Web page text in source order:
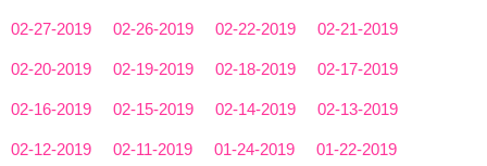
02-27-2019 02-26-2019 02-22-2019 02-21-2019
02-20-2019 02-19-2019 02-18-2019 02-17-2019
02-16-2019 02-15-2019 02-14-2019 02-13-2019
02-12-2019 02-11-2019 01-24-2019 01-22-2019